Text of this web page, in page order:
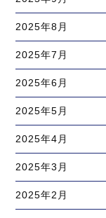
2025年8月
2025年7月
2025年6月
2025年5月
2025年4月
2025年3月
2025年2月